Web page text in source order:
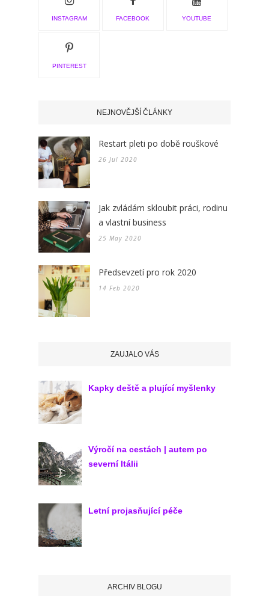
INSTAGRAM FACEBOOK YOUTUBE
PINTEREST
NEJNOVĚJŠÍ ČLÁNKY
Restart pleti po době rouškové
26 Jul 2020
Jak zvládám skloubit práci, rodinu
a vlastní business
25 May 2020
Předsevzetí pro rok 2020
14 Feb 2020
ZAUJALO VÁS
Kapky deště a plující myšlenky
Výročí na cestách | autem po
severní Itálii
Letní projasňující péče
ARCHIV BLOGU